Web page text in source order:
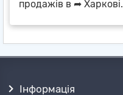
продажів в ➦ Харкові.
Інформація